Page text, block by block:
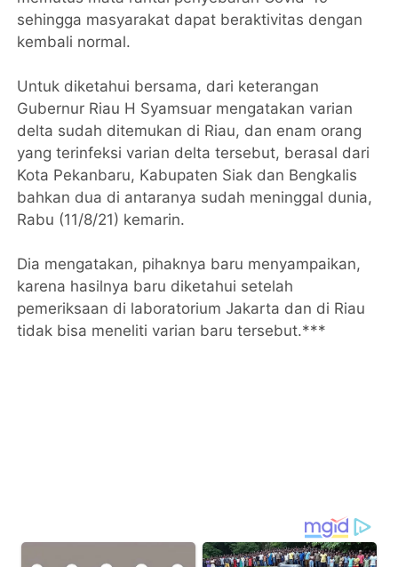
sehingga masyarakat dapat beraktivitas dengan
kembali normal.
Untuk diketahui bersama, dari keterangan
Gubernur Riau H Syamsuar mengatakan varian
delta sudah ditemukan di Riau, dan enam orang
yang terinfeksi varian delta tersebut, berasal dari
Kota Pekanbaru, Kabupaten Siak dan Bengkalis
bahkan dua di antaranya sudah meninggal dunia,
Rabu (11/8/21) kemarin.
Dia mengatakan, pihaknya baru menyampaikan,
karena hasilnya baru diketahui setelah
pemeriksaan di laboratorium Jakarta dan di Riau
tidak bisa meneliti varian baru tersebut.***